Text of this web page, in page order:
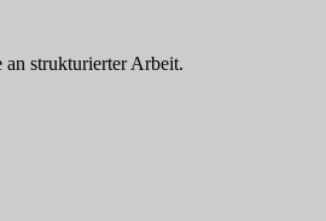
an strukturierter Arbeit.